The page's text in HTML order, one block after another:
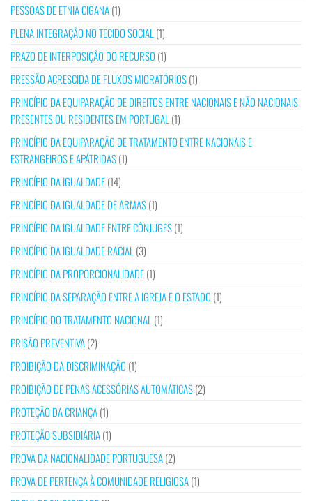
PESSOAS DE ETNIA CIGANA(1)
PLENA INTEGRAÇÃO NO TECIDO SOCIAL (1)
PRAZO DE INTERPOSIÇÃO DO RECURSO (1)
PRESSÃO ACRESCIDA DE FLUXOS MIGRATÓRIOS(1)
PRINCÍPIO DA EQUIPARAÇÃO DE DIREITOS ENTRE NACIONAIS E NÃO NACIONAIS
PRESENTES OU RESIDENTES EM PORTUGAL (1)
PRINCÍPIO DA EQUIPARAÇÃO DE TRATAMENTO ENTRE NACIONAIS E
ESTRANGEIROS E APÁTRIDAS(1)
PRINCÍPIO DA IGUALDADE(14)
PRINCÍPIO DA IGUALDADE DE ARMAS(1)
PRINCÍPIO DA IGUALDADE ENTRE CÔNJUGES(1)
PRINCÍPIO DA IGUALDADE RACIAL (3)
PRINCÍPIO DA PROPORCIONALIDADE(1)
PRINCÍPIO DA SEPARAÇÃO ENTRE A IGREJA E O ESTADO (1)
PRINCÍPIO DO TRATAMENTO NACIONAL (1)
PRISÃO PREVENTIVA(2)
PROIBIÇÃO DA DISCRIMINAÇÃO (1)
PROIBIÇÃO DE PENAS ACESSÓRIAS AUTOMÁTICAS(2)
PROTEÇÃO DA CRIANÇA(1)
PROTEÇÃO SUBSIDIÁRIA(1)
PROVA DA NACIONALIDADE PORTUGUESA(2)
PROVA DE PERTENÇA À COMUNIDADE RELIGIOSA(1)